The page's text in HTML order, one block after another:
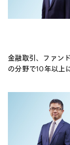
携（国内、国外と
（欧米・アジア各
険の裏の各種ヘッ
法規の適用に関す
における保険事故
染対策法の立法過
した経験をもとに
(l) 土壌汚染リス
クの分析・対応が
プロジェクトファ
金融取引、ファン
の分野で10年以上